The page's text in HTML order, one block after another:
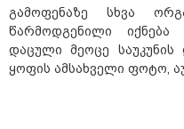
გამოფენაზე სხვა
წარმოდგენილი
დაცული მეოცე საუკუნის
ყოფის ამსახველი ფოტო,